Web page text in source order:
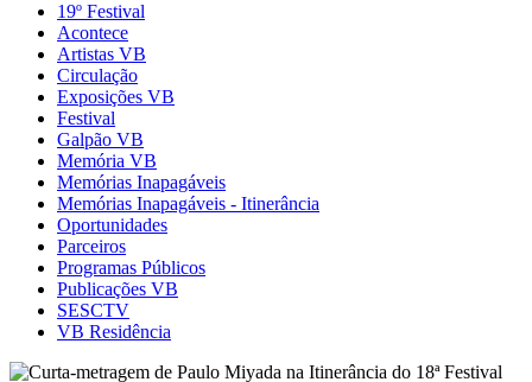
19º Festival
Acontece
Artistas VB
Circulação
Exposições VB
Festival
Galpão VB
Memória VB
Memórias Inapagáveis
Memórias Inapagáveis - Itinerância
Oportunidades
Parceiros
Programas Públicos
Publicações VB
SESCTV
VB Residência